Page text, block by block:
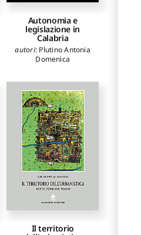
Autonomia e
legislazione in
Calabria
autori: Plutino Antonia
Domenica
Il territorio